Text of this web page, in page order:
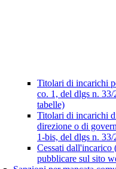
Titolari di incarichi
co. 1, del dlgs n.
tabelle)
Titolari di incarichi
direzione o di
1-bis, del dlgs n. 33/
Cessati dall'incarico
pubblicare sul sito